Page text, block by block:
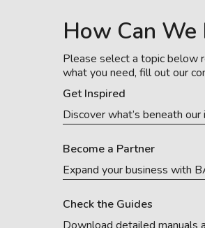
How Can We
Please select a topic below
what you need, fill out our
Get Inspired
Discover what’s beneath our
Become a Partner
Expand your business with
Check the Guides